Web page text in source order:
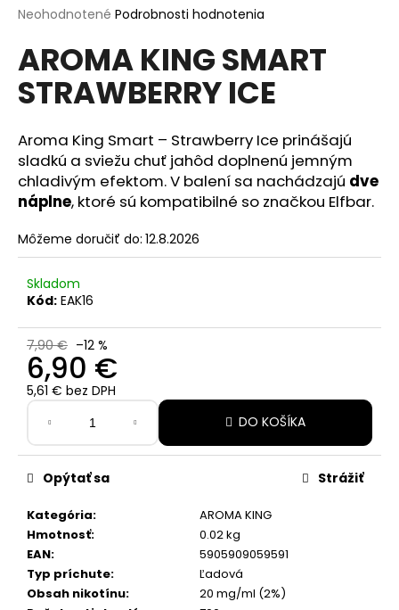
Priemerné
produktu
je
0,0
z
hviezdičiek.
Neohodnotené Podrobnosti hodnotenia
AROMA KING SMART
STRAWBERRY ICE
Aroma King Smart – Strawberry Ice prinášajú
sladkú a sviežu chuť jahôd doplnenú jemným
chladivým efektom. V balení sa nachádzajú dve
náplne, ktoré sú kompatibilné so značkou Elfbar.
Môžeme doručiť do: 12.8.2026
Skladom
Kód: EAK16
7,90 € –12 %
6,90 €
5,61 € bez DPH
cena:
DO KOŠÍKA
Kategória:
AROMA KING
Hmotnosť:
0.02 kg
EAN:
5905909059591
Typ príchute:
Ľadová
Obsah nikotínu:
20 mg/ml (2%)
Opýtať sa Strážiť
á
s
ť
HĽADAŤ
O
d
p
o
ú
č
e
PABLO
MINI
ICE
COLD
6,20
€